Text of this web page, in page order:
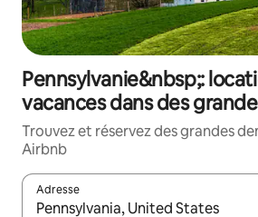
Pennsylvanie&nbsp;:
vacances dans des
Trouvez et réservez des grandes
Airbnb
Adresse
Lorsque les résultats s'affichent,